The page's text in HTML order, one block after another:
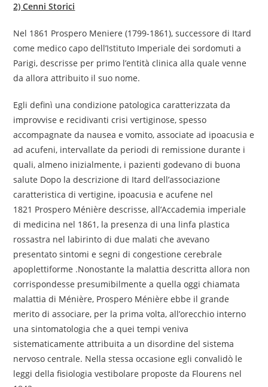
2) Cenni Storici
Nel 1861 Prospero Meniere (1799-1861), successore di Itard
come medico capo dell’Istituto Imperiale dei sordomuti a
Parigi, descrisse per primo l’entità clinica alla quale venne
da allora attribuito il suo nome.
Egli definì una condizione patologica caratterizzata da
improvvise e recidivanti crisi vertiginose, spesso
accompagnate da nausea e vomito, associate ad ipoacusia e
ad acufeni, intervallate da periodi di remissione durante i
quali, almeno inizialmente, i pazienti godevano di buona
salute Dopo la descrizione di Itard dell’associazione
caratteristica di vertigine, ipoacusia e acufene nel
1821 Prospero Ménière descrisse, all’Accademia imperiale
di medicina nel 1861, la presenza di una linfa plastica
rossastra nel labirinto di due malati che avevano
presentato sintomi e segni di congestione cerebrale
apoplettiforme .Nonostante la malattia descritta allora non
corrispondesse presumibilmente a quella oggi chiamata
malattia di Ménière, Prospero Ménière ebbe il grande
merito di associare, per la prima volta, all’orecchio interno
una sintomatologia che a quei tempi veniva
sistematicamente attribuita a un disordine del sistema
nervoso centrale. Nella stessa occasione egli convalidò le
leggi della fisiologia vestibolare proposte da Flourens nel